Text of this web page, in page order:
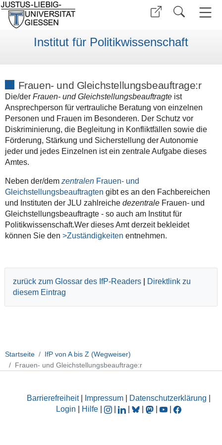
Institut für Politikwissenschaft
Frauen- und Gleichstellungsbeauftrage:r
Die/der Frauen- und Gleichstellungsbeauftragteist
Ansprechperson für vertrauliche Beratung von einzelnen
Personen und Frauen im Besonderen. Der Schutz vor
Diskriminierung, die Begleitung in Konfliktfällen sowie die
Förderung, Stärkung und Sicherstellung der Autonomie
jeder und jedes Einzelnen ist ein zentrale Aufgabe dieses
Amtes.
Neben der/dem zentralen Frauen- und
Gleichstellungsbeauftragten gibt es an den Fachbereichen
und Instituten der JLU zahlreiche dezentraleFrauen- und
Gleichstellungsbeauftragte - so auch am Institut für
Politikwissenschaft.Wer dieses Amt derzeit bekleidet
können Sie den >Zuständigkeiten entnehmen.
zurück zum Glossar des IfP-Readers|
Direktlink zu
diesem Eintrag
Startseite
IfP von A bis Z (Wegweiser)
Frauen- und Gleichstellungsbeauftrage:r
Barrierefreiheit| Impressum Datenschutzerklärung
Login
Hilfe